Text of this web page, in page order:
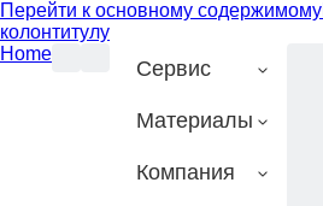
Перейти к основному содержимому
колонтитулу
Home
Сервис
Материалы
Компания